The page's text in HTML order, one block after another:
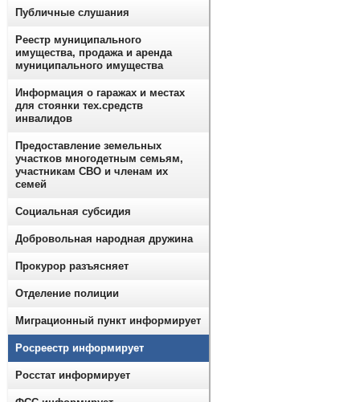
Публичные слушания
Реестр муниципального
имущества, продажа и аренда
муниципального имущества
Информация о гаражах и местах
для стоянки тех.средств
инвалидов
Предоставление земельных
участков многодетным семьям,
участникам СВО и членам их
семей
Социальная субсидия
Добровольная народная дружина
Прокурор разъясняет
Отделение полиции
Миграционный пункт информирует
Росреестр информирует
Росстат информирует